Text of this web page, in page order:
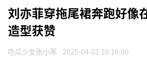
刘亦菲穿拖尾裙奔跑好像
造型获赞
吃瓜少女张小寒 2025-04-01 10:16:00